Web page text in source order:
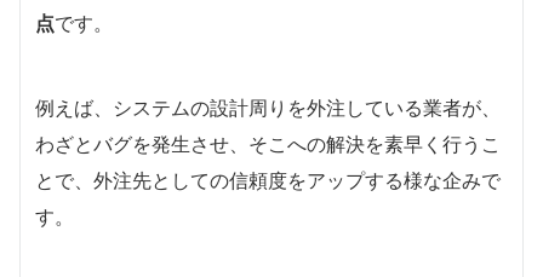
点です。
例えば、システムの設計周りを外注している業者が、
わざとバグを発生させ、そこへの解決を素早く行うこ
とで、外注先としての信頼度をアップする様な企みで
す。